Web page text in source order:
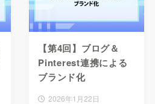
【第4回】ブログ＆
Pinterest連携による
ブランド化
2026年1月22日